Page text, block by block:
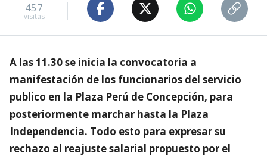
457
visitas
A las 11.30 se inicia la convocatoria a
manifestación de los funcionarios del servicio
publico en la Plaza Perú de Concepción, para
posteriormente marchar hasta la Plaza
Independencia. Todo esto para expresar su
rechazo al reajuste salarial propuesto por el